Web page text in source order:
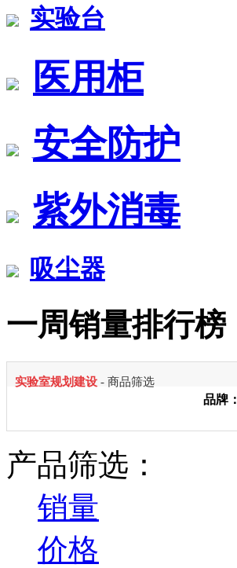
实验台
医用柜
安全防护
紫外消毒
吸尘器
一周销量排行榜
实验室规划建设 - 商品筛选
品牌：
产品筛选：
销量
价格